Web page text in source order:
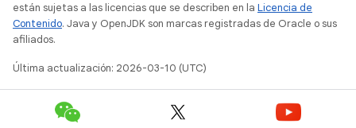
están sujetas a las licencias que se describen en la Licencia de
Contenido. Java y OpenJDK son marcas registradas de Oracle o sus
afiliados.
Última actualización: 2026-03-10 (UTC)